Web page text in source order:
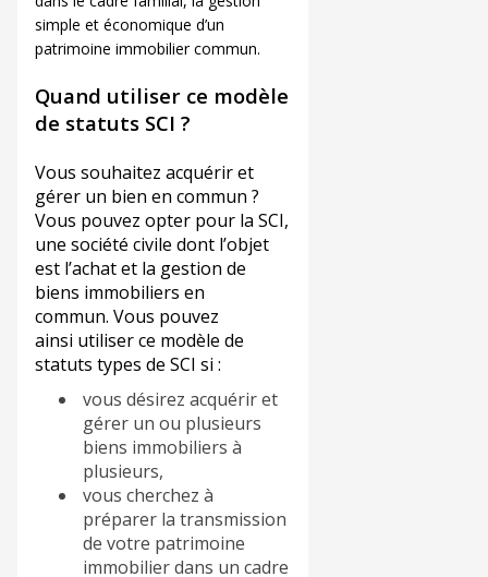
simple et économique d’un
patrimoine immobilier commun.
Quand utiliser ce modèle
de statuts SCI ?
Vous souhaitez acquérir et
gérer un bien en commun ?
Vous pouvez opter pour la SCI,
une société civile dont l’objet
est l’achat et la gestion de
biens immobiliers en
commun. Vous pouvez
ainsi utiliser ce modèle de
statuts types de SCI si :
vous désirez acquérir et
gérer un ou plusieurs
biens immobiliers à
plusieurs,
vous cherchez à
préparer la transmission
de votre patrimoine
immobilier dans un cadre